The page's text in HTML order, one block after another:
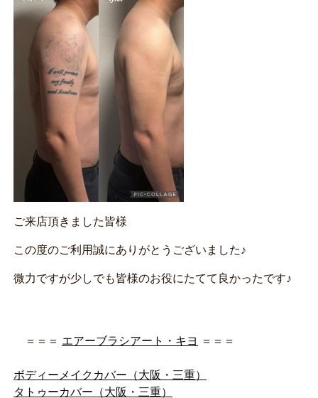
ご来店頂きました皆様
この度のご利用誠にありがとうございました♪
微力ですが少しでも皆様のお役にたてて良かったです♪
＝＝＝ エアーブラシアート・キヨ ＝＝＝
ボディーメイクカバー（大阪・三重）
タトゥーカバー（大阪・三重）